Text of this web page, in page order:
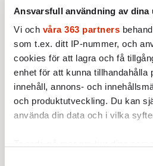
Ansvarsfull användning av dina
Vi och våra 363 partners
som t.ex. ditt IP-nummer, och
cookies för att lagra och få
enhet för att kunna tillhandahålla
innehåll, annons- och
och produktutveckling. Du kan
använda din data och i vilka
Deniz
också ett
svensk
bör vara
av stor
STICKET
Farouk
blinda
att de